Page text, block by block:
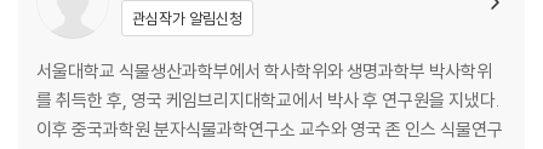
관심작가 알림신청
서울대학교 식물생산과학부에서 학사학위와 생명과학부 박사학위
를 취득한 후, 영국 케임브리지대학교에서 박사 후 연구원을 지냈다.
이후 중국과학원 분자식물과학연구소 교수와 영국 존 인스 식물연구